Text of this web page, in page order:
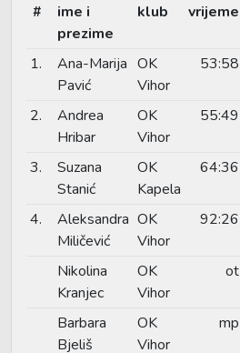
#
ime i
prezime
klub vrijeme
1.
Ana-Marija
Pavić
OK
Vihor
53:58
2.
Andrea
Hribar
OK
Vihor
55:49
3.
Suzana
Stanić
OK
Kapela
64:36
4.
Aleksandra
Miličević
OK
Vihor
92:26
Nikolina
Kranjec
OK
Vihor
ot
Barbara
Bjeliš
OK
Vihor
mp